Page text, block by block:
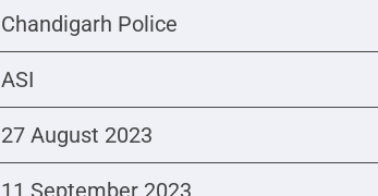
Chandigarh Police
ASI
27 August 2023